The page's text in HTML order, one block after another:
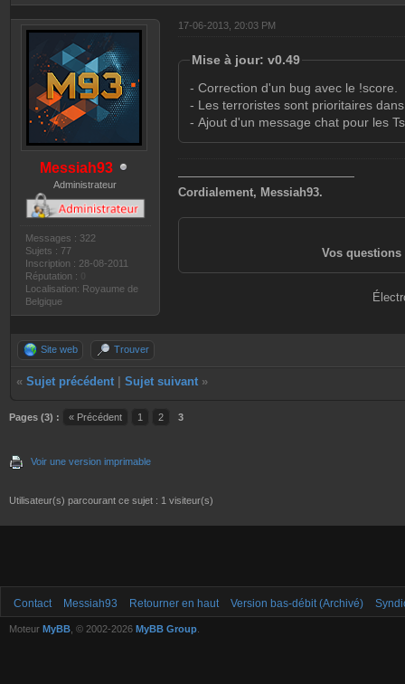
Messiah93
Administrateur
Messages : 322
Sujets : 77
Inscription : 28-08-2011
Réputation :
Localisation: Royaume de
Belgique
17-06-2013, 20:03 PM
Mise à jour: v0.49
- Correction d'un bug avec le !score.
- Les terroristes sont prioritaires
- Ajout d'un message chat pour les
———————————————
Cordialement, Messiah93.
Vos questions
Site web Trouver
« Sujet précédent Sujet suivant »
Pages (3) : « Précédent 1 2 3
Voir une version imprimable
Utilisateur(s) parcourant ce sujet : 1 visiteur(s)
Contact Messiah93 Retourner en haut Version bas-débit (Archivé)
Moteur MyBB , © 2002-2026 MyBB Group